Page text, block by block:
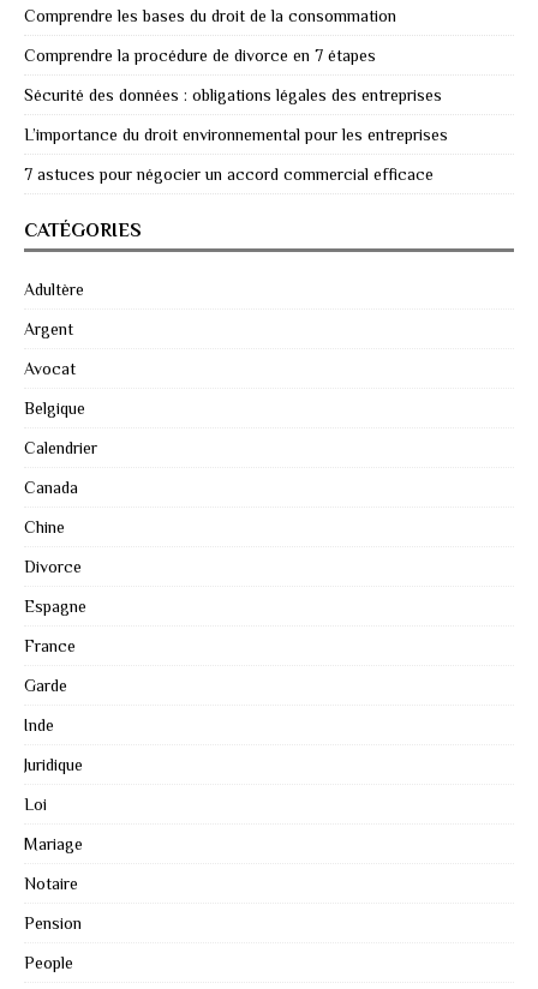
Comprendre les bases du droit de la consommation
Comprendre la procédure de divorce en 7 étapes
Sécurité des données : obligations légales des entreprises
L’importance du droit environnemental pour les entreprises
7 astuces pour négocier un accord commercial efficace
CATÉGORIES
Adultère
Argent
Avocat
Belgique
Calendrier
Canada
Chine
Divorce
Espagne
France
Garde
Inde
Juridique
Loi
Mariage
Notaire
Pension
People